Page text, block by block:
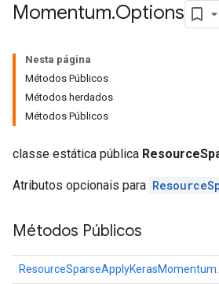
Momentum.Options
Nesta página
Métodos Públicos
Métodos herdados
Métodos Públicos
classe estática pública
Atributos opcionais para
Métodos Públicos